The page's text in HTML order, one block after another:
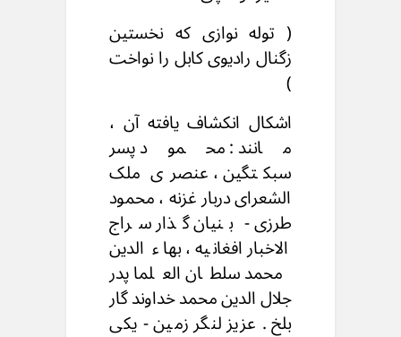
( توله نوازی که نخستین
زگنال رادیوی کابل را نواخت
)
اشکال انکشاف یافته آن ،
مانند : محمود پسر
سبکتگین ، عنصری ملک
الشعرای دربار غزنه ، محمود
طرزی - بنیان گذار سراج
الاخبار افغانيه ، بهاء الدين
محمد سلطان العلما پدر
جلال الدین محمد خداوند گار
بلخ . عزیز لنگر زمین - یکی